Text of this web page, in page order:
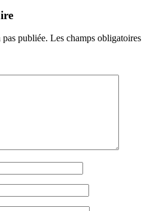
pas publiée. Les champs obligatoires